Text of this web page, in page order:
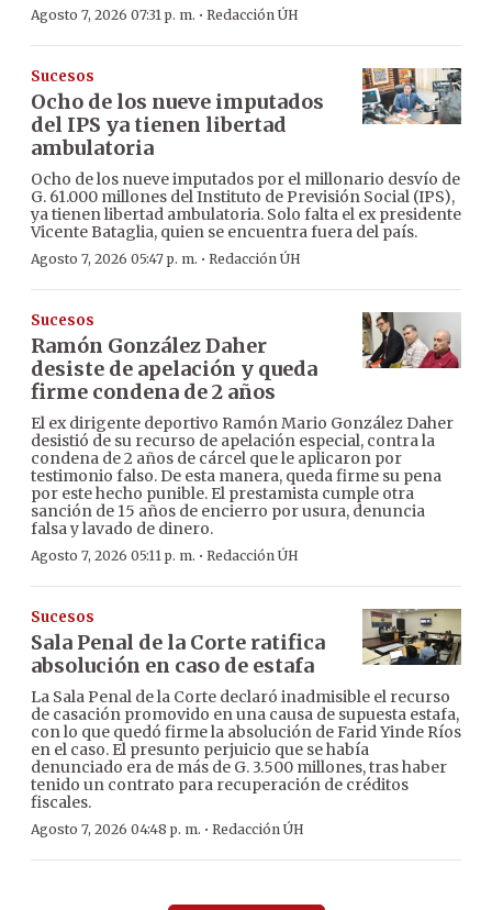
Agosto 7, 2026 07:31 p. m. · Redacción ÚH
Sucesos
Ocho de los nueve imputados
del IPS ya tienen libertad
ambulatoria
Ocho de los nueve imputados por el millonario desvío de
G. 61.000 millones del Instituto de Previsión Social (IPS),
ya tienen libertad ambulatoria. Solo falta el ex presidente
Vicente Bataglia, quien se encuentra fuera del país.
Agosto 7, 2026 05:47 p. m. · Redacción ÚH
Sucesos
Ramón González Daher
desiste de apelación y queda
firme condena de 2 años
El ex dirigente deportivo Ramón Mario González Daher
desistió de su recurso de apelación especial, contra la
condena de 2 años de cárcel que le aplicaron por
testimonio falso. De esta manera, queda firme su pena
por este hecho punible. El prestamista cumple otra
sanción de 15 años de encierro por usura, denuncia
falsa y lavado de dinero.
Agosto 7, 2026 05:11 p. m. · Redacción ÚH
Sucesos
Sala Penal de la Corte ratifica
absolución en caso de estafa
La Sala Penal de la Corte declaró inadmisible el recurso
de casación promovido en una causa de supuesta estafa,
con lo que quedó firme la absolución de Farid Yinde Ríos
en el caso. El presunto perjuicio que se había
denunciado era de más de G. 3.500 millones, tras haber
tenido un contrato para recuperación de créditos
fiscales.
Agosto 7, 2026 04:48 p. m. · Redacción ÚH